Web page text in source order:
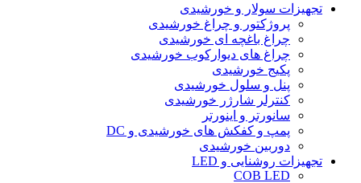
تجهیزات سولار و خورشیدی
پروژکتور و چراغ خورشیدی
چراغ باغچه ای خورشیدی
چراغ های دیوارکوب خورشیدی
پکیج خورشیدی
پنل و سلول خورشیدی
کنترلر شارژر خورشیدی
سانورتر و اینورتر
پمپ و کفکش های خورشیدی و DC
دوربین خورشیدی
تجهیزات روشنایی و LED
COB LED